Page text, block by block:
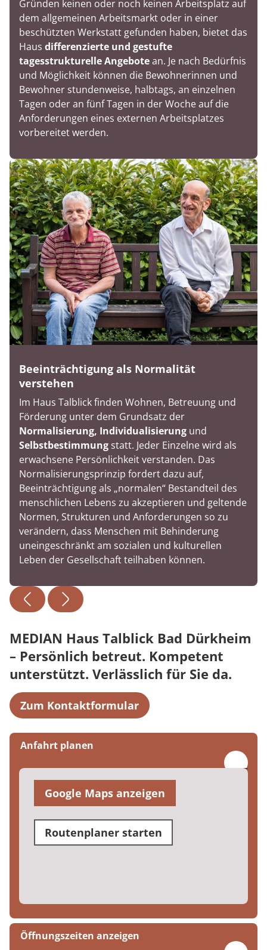
Gründen keinen oder noch keinen Arbeitsplatz auf
dem allgemeinen Arbeitsmarkt oder in einer
beschützten Werkstatt gefunden haben, bietet das
Haus differenzierte und gestufte
tagesstrukturelle Angebotean. Je nach Bedürfnis
und Möglichkeit können die Bewohnerinnen und
Bewohner stundenweise, halbtags, an einzelnen
Tagen oder an fünf Tagen in der Woche auf die
Anforderungen eines externen Arbeitsplatzes
vorbereitet werden.
Beeinträchtigung als Normalität
verstehen
Im Haus Talblick finden Wohnen, Betreuung und
Förderung unter dem Grundsatz der
Normalisierung, Individualisierung und
Selbstbestimmung statt. Jeder Einzelne wird als
erwachsene Persönlichkeit verstanden. Das
Normalisierungsprinzip fordert dazu auf,
Beeinträchtigung als „normalen“ Bestandteil des
menschlichen Lebens zu akzeptieren und geltende
Normen, Strukturen und Anforderungen so zu
verändern, dass Menschen mit Behinderung
uneingeschränkt am sozialen und kulturellen
Leben der Gesellschaft teilhaben können.
MEDIAN Haus Talblick Bad Dürkheim
– Persönlich betreut. Kompetent
unterstützt. Verlässlich für Sie da.
Zum Kontaktformular
Anfahrt planen
Google Maps anzeigen
Routenplaner starten
Öffnungszeiten anzeigen